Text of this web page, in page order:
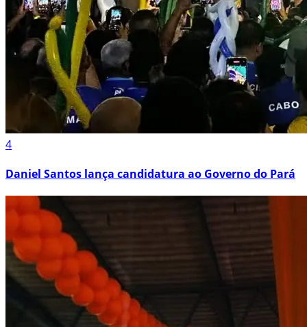
4
Daniel Santos lança candidatura ao Governo do Pará